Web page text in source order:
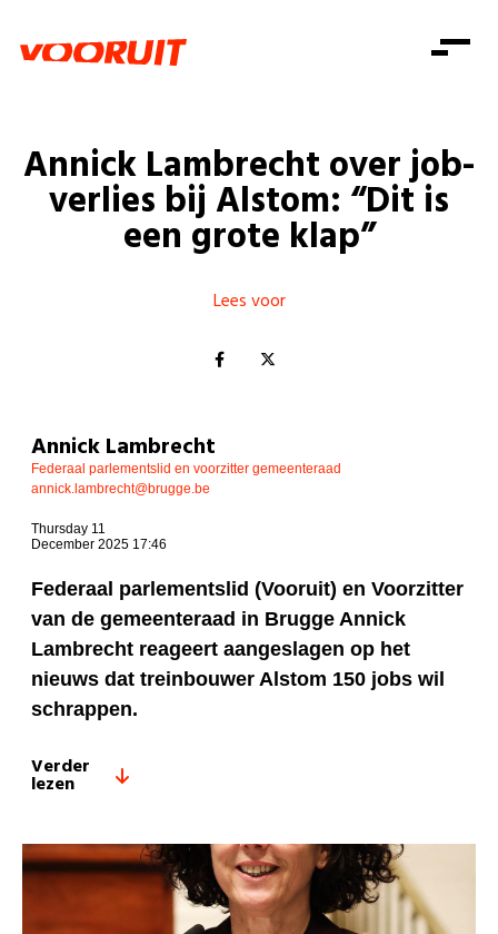
Zorg
Gelijke kansen
Consumentenbescherming
Pensioenen
Onze mensen
Standpunten
Vacatures
Doe mee
Doe mee
Word lid
Mis niets
Shop
Doe mee
Annick Lam­brecht over job­
ver­lies bij Alstom: ​“Dit is
een gro­te klap”
Lees voor
Annick Lambrecht
Federaal parlementslid en voorzitter gemeenteraad
annick.lambrecht@brugge.be
Thursday 11
December 2025 17:46
Federaal parlementslid (Vooruit) en Voorzitter
van de gemeenteraad in Brugge Annick
Lambrecht reageert aangeslagen op het
nieuws dat treinbouwer Alstom 150 jobs wil
schrappen.
Verder
lezen